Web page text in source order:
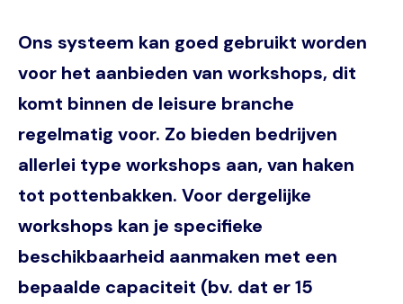
Ons systeem kan goed gebruikt worden
voor het aanbieden van workshops, dit
komt binnen de leisure branche
regelmatig voor. Zo bieden bedrijven
allerlei type workshops aan, van haken
tot pottenbakken. Voor dergelijke
workshops kan je specifieke
beschikbaarheid aanmaken met een
bepaalde capaciteit (bv. dat er 15